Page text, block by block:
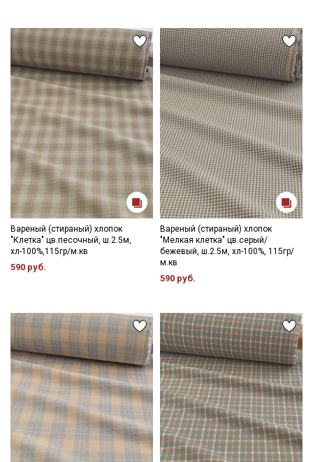
Вареный (стираный) хлопок
"Клетка" цв.песочный, ш.2.5м,
хл-100%,115гр/м.кв
590 руб.
Вареный (стираный) хлопок
"Мелкая клетка" цв.серый/
бежевый, ш.2.5м, хл-100%, 115гр/
м.кв
590 руб.